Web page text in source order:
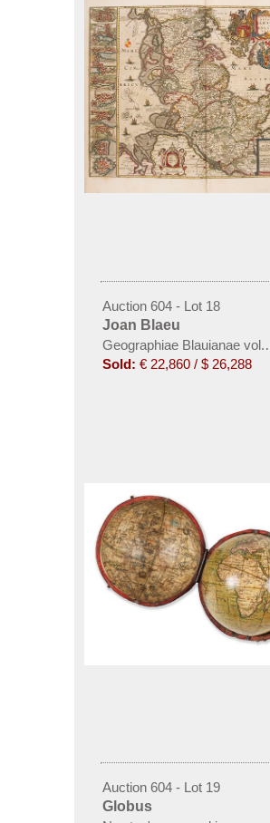
Auction 604 - Lot 18
Joan Blaeu
Geographiae Blauianae vol.
Sold: € 22,860 / $ 26,288
Auction 604 - Lot 19
Globus